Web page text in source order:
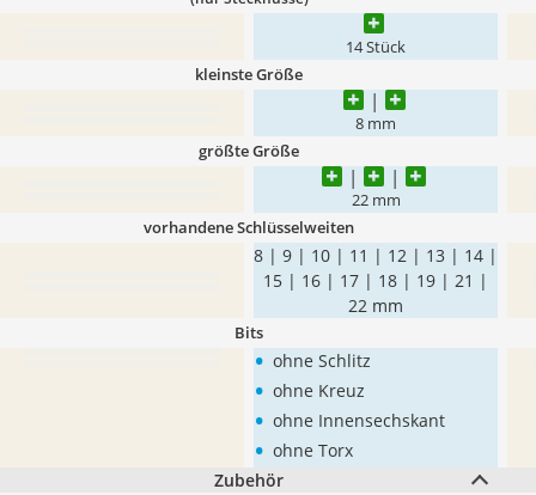
14 Stück
kleinste Größe
8 mm
größte Größe
22 mm
vorhandene Schlüsselweiten
8 | 9 | 10 | 11 | 12 | 13 | 14 |
15 | 16 | 17 | 18 | 19 | 21 |
22 mm
Bits
• ohne Schlitz
• ohne Kreuz
• ohne Innensechskant
• ohne Torx
Zubehör